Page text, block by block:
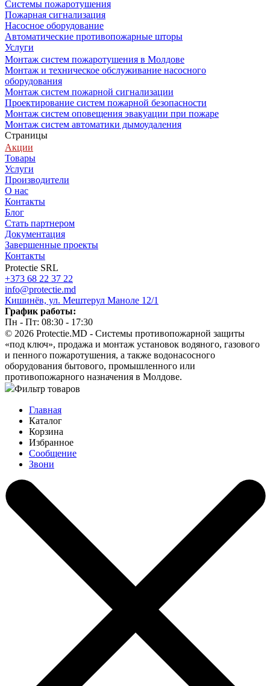
Системы пожаротушения
Пожарная сигнализация
Насосное оборудование
Автоматические противопожарные шторы
Услуги
Монтаж систем пожаротушения в Молдове
Монтаж и техническое обслуживание насосного
оборудования
Монтаж систем пожарной сигнализации
Проектирование систем пожарной безопасности
Монтаж систем оповещения эвакуации при пожаре
Монтаж систем автоматики дымоудаления
Страницы
Акции
Товары
Услуги
Производители
О нас
Контакты
Блог
Стать партнером
Документация
Завершенные проекты
Контакты
Protectie SRL
+373 68 22 37 22
info@protectie.md
Кишинёв, ул. Мештерул Маноле 12/1
График работы:
Пн - Пт: 08:30 - 17:30
© 2026 Protectie.MD - Системы противопожарной защиты
«под ключ», продажа и монтаж установок водяного, газового
и пенного пожаротушения, а также водонасосного
оборудования бытового, промышленного или
противопожарного назначения в Молдове.
Фильтр товаров
Главная
Каталог
Корзина
Избранное
Сообщение
Звони